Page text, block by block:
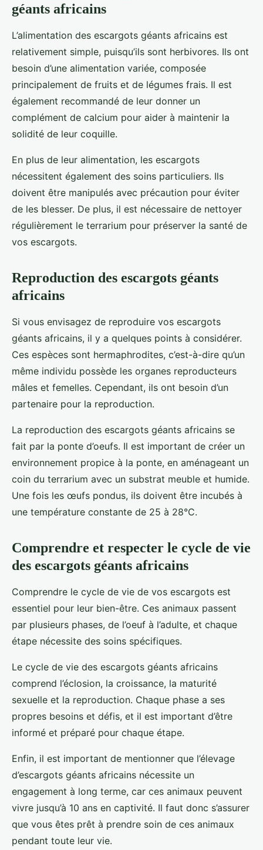
géants africains
L’alimentation des escargots géants africains est
relativement simple, puisqu’ils sont herbivores. Ils ont
besoin d’une alimentation variée, composée
principalement de fruits et de légumes frais. Il est
également recommandé de leur donner un
complément de calcium pour aider à maintenir la
solidité de leur coquille.
En plus de leur alimentation, les escargots
nécessitent également des soins particuliers. Ils
doivent être manipulés avec précaution pour éviter
de les blesser. De plus, il est nécessaire de nettoyer
régulièrement le terrarium pour préserver la santé de
vos escargots.
Reproduction des escargots géants
africains
Si vous envisagez de reproduire vos escargots
géants africains, il y a quelques points à considérer.
Ces espèces sont hermaphrodites, c’est-à-dire qu’un
même individu possède les organes reproducteurs
mâles et femelles. Cependant, ils ont besoin d’un
partenaire pour la reproduction.
La reproduction des escargots géants africains se
fait par la ponte d’oeufs. Il est important de créer un
environnement propice à la ponte, en aménageant un
coin du terrarium avec un substrat meuble et humide.
Une fois les œufs pondus, ils doivent être incubés à
une température constante de 25 à 28°C.
Comprendre et respecter le cycle de vie
des escargots géants africains
Comprendre le cycle de vie de vos escargots est
essentiel pour leur bien-être. Ces animaux passent
par plusieurs phases, de l’oeuf à l’adulte, et chaque
étape nécessite des soins spécifiques.
Le cycle de vie des escargots géants africains
comprend l’éclosion, la croissance, la maturité
sexuelle et la reproduction. Chaque phase a ses
propres besoins et défis, et il est important d’être
informé et préparé pour chaque étape.
Enfin, il est important de mentionner que l’élevage
d’escargots géants africains nécessite un
engagement à long terme, car ces animaux peuvent
vivre jusqu’à 10 ans en captivité. Il faut donc s’assurer
que vous êtes prêt à prendre soin de ces animaux
pendant toute leur vie.